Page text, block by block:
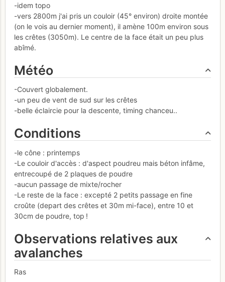
-idem topo
-vers 2800m j'ai pris un couloir (45° environ) droite montée
(on le vois au dernier moment), il amène 100m environ sous
les crêtes (3050m). Le centre de la face était un peu plus
abîmé.
Météo
-Couvert globalement.
-un peu de vent de sud sur les crêtes
-belle éclaircie pour la descente, timing chanceu..
Conditions
-le cône : printemps
-Le couloir d'accès : d'aspect poudreu mais béton infâme,
entrecoupé de 2 plaques de poudre
-aucun passage de mixte/rocher
-Le reste de la face : excepté 2 petits passage en fine
croûte (depart des crêtes et 30m mi-face), entre 10 et
30cm de poudre, top !
Observations relatives aux
avalanches
Ras